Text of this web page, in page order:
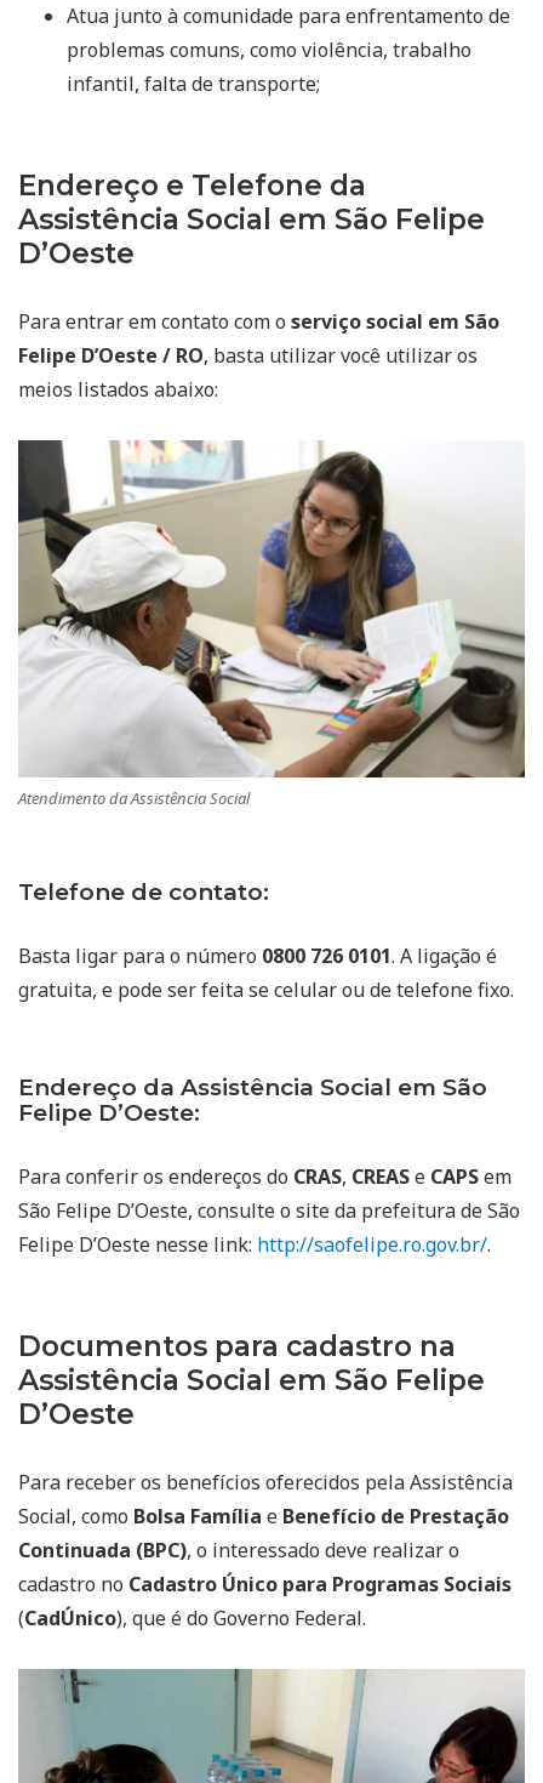
Atua junto à comunidade para enfrentamento de
problemas comuns, como violência, trabalho
infantil, falta de transporte;
Endereço e Telefone da
Assistência Social em São Felipe
D’Oeste
Para entrar em contato com o serviço social em São
Felipe D’Oeste / RO, basta utilizar você utilizar os
meios listados abaixo:
Atendimento da Assistência Social
Telefone de contato:
Basta ligar para o número 0800 726 0101. A ligação é
gratuita, e pode ser feita se celular ou de telefone fixo.
Endereço da Assistência Social em São
Felipe D’Oeste:
Para conferir os endereços do CRAS, CREASe CAPSem
São Felipe D’Oeste, consulte o site da prefeitura de São
Felipe D’Oeste nesse link: http://saofelipe.ro.gov.br/.
Documentos para cadastro na
Assistência Social em São Felipe
D’Oeste
Para receber os benefícios oferecidos pela Assistência
Social, como Bolsa Família e Benefício de Prestação
Continuada (BPC), o interessado deve realizar o
cadastro no Cadastro Único para Programas Sociais
(CadÚnico), que é do Governo Federal.